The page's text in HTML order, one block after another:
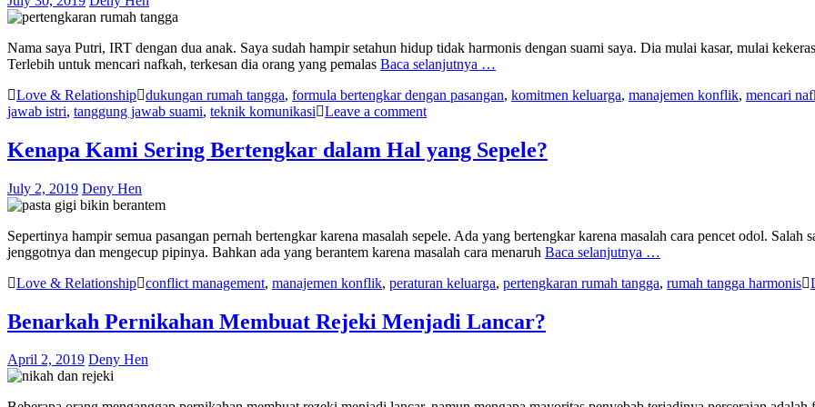
Nama saya Putri, IRT dengan dua anak. Saya sudah hampir setahun hidup tidak harmonis dengan suami saya. Dia mulai kasar, mulai
Terlebih untuk mencari nafkah, terkesan dia orang yang pemalas Baca selanjutnya …
Love & Relationship dukungan rumah tangga, formula bertengkar dengan pasangan, komitmen keluarga, manajemen konflik, mencari
jawab istri, tanggung jawab suami, teknik komunikasi Leave a comment
Kenapa Kami Sering Bertengkar dalam Hal yang Sepele?
July 2, 2019 Deny Hen
Sepertinya hampir semua pasangan pernah bertengkar karena masalah sepele. Ada yang bertengkar karena masalah cara pencet odol.
jenggotnya dan mengecup pipinya. Bahkan ada yang berantem karena masalah cara menaruh Baca selanjutnya …
Love & Relationship conflict management, manajemen konflik, peraturan keluarga, pertengkaran rumah tangga, rumah tangga harmonis
Benarkah Pernikahan Membuat Rejeki Menjadi Lancar?
April 2, 2019 Deny Hen